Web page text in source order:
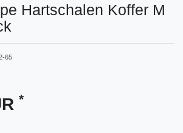
Hartschalen Koffer M
65
*